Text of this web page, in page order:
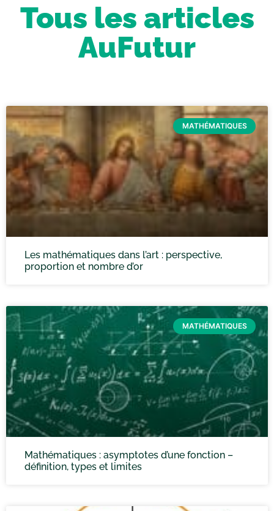
Tous les articles
AuFutur
MATHÉMATIQUES
Les mathématiques dans l’art : perspective,
proportion et nombre d’or
MATHÉMATIQUES
Mathématiques : asymptotes d’une fonction –
définition, types et limites